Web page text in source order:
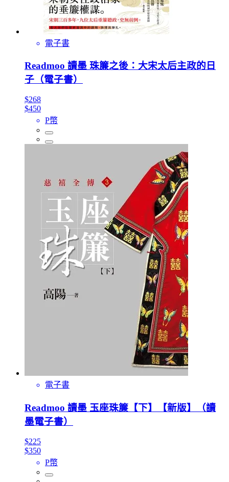
電子書
Readmoo 讀墨 珠簾之後：大宋太后主政的日
子（電子書）
$268
$450
P幣
電子書
Readmoo 讀墨 玉座珠簾【下】【新版】（讀
墨電子書）
$225
$350
P幣